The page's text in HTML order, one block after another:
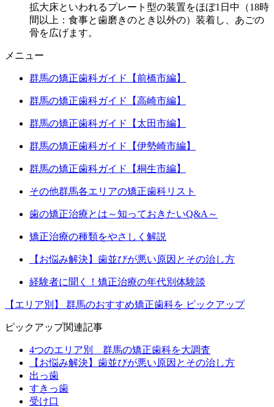
拡大床といわれるプレート型の装置をほぼ1日中（18時
間以上：食事と歯磨きのとき以外の）装着し、あごの
骨を広げます。
メニュー
群馬の矯正歯科ガイド【前橋市編】
群馬の矯正歯科ガイド【高崎市編】
群馬の矯正歯科ガイド【太田市編】
群馬の矯正歯科ガイド【伊勢崎市編】
群馬の矯正歯科ガイド【桐生市編】
その他群馬各エリアの矯正歯科リスト
歯の矯正治療とは～知っておきたいQ&A～
矯正治療の種類をやさしく解説
【お悩み解決】歯並びが悪い原因とその治し方
経験者に聞く！矯正治療の年代別体験談
【エリア別】 群馬のおすすめ矯正歯科を ピックアップ
ピックアップ関連記事
4つのエリア別 群馬の矯正歯科を大調査
【お悩み解決】歯並びが悪い原因とその治し方
出っ歯
すきっ歯
受け口